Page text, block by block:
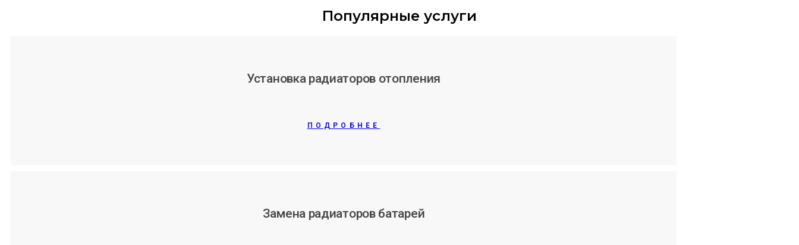
Популярные услуги
Установка радиаторов отопления
ПОДРОБНЕЕ
Замена радиаторов батарей